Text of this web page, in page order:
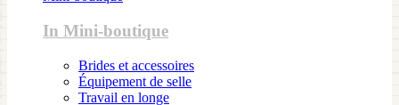
In Mini-boutique
Brides et accessoires
Équipement de selle
Travail en longe